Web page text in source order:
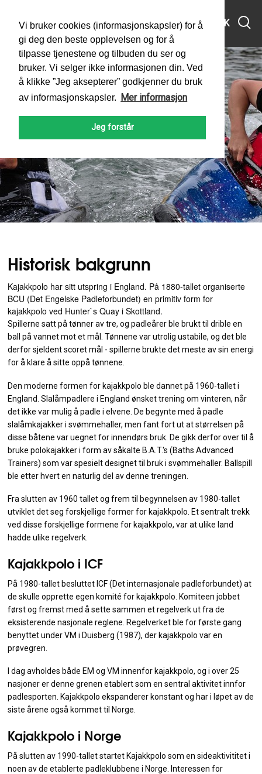
Vi bruker cookies (informasjonskapsler) for å
gi deg den beste opplevelsen og for å
tilpasse tjenestene og tilbuden du ser og
bruker. Vi selger ikke informasjonen din. Ved
å klikke ”Jeg aksepterer” godkjenner du bruk
av informasjonskapsler.
Mer informasjon
Jeg forstår
MENY SØK
Historisk bakgrunn
Historisk bakgrunn
Kajakkpolo har sitt utspring i England. På 1880-tallet organiserte
BCU (Det Engelske Padleforbundet) en primitiv form for
kajakkpolo ved Hunter`s Quay i Skottland.
Spillerne satt på tønner av tre, og padleårer ble brukt til drible en
ball på vannet mot et mål. Tønnene var utrolig ustabile, og det ble
derfor sjeldent scoret mål - spillerne brukte det meste av sin energi
for å klare å sitte oppå tønnene.
Den moderne formen for kajakkpolo ble dannet på 1960-tallet i
England. Slalåmpadlere i England ønsket trening om vinteren, når
det ikke var mulig å padle i elvene. De begynte med å padle
slalåmkajakker i svømmehaller, men fant fort ut at størrelsen på
disse båtene var uegnet for innendørs bruk. De gikk derfor over til å
bruke polokajakker i form av såkalte B.A.T.'s (Baths Advanced
Trainers) som var spesielt designet til bruk i svømmehaller. Ballspill
ble etter hvert en naturlig del av denne treningen.
Fra slutten av 1960 tallet og frem til begynnelsen av 1980-tallet
utviklet det seg forskjellige former for kajakkpolo. Et sentralt trekk
ved disse forskjellige formene for kajakkpolo, var at ulike land
hadde ulike regelverk.
Kajakkpolo i ICF
På 1980-tallet besluttet ICF (Det internasjonale padleforbundet) at
de skulle opprette egen komité for kajakkpolo. Komiteen jobbet
først og fremst med å sette sammen et regelverk ut fra de
eksisterende nasjonale reglene. Regelverket ble for første gang
benyttet under VM i Duisberg (1987), der kajakkpolo var en
prøvegren.
I dag avholdes både EM og VM innenfor kajakkpolo, og i over 25
nasjoner er denne grenen etablert som en sentral aktivitet innfor
padlesporten. Kajakkpolo ekspanderer konstant og har i løpet av de
siste årene også kommet til Norge.
Kajakkpolo i Norge
På slutten av 1990-tallet startet Kajakkpolo som en sideaktivititet i
noen av de etablerte padleklubbene i Norge. Interessen for